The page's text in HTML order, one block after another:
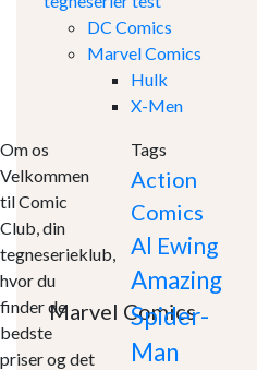
Marvel Comics
DC Comics
Marvel Comics
Hulk
X-Men
Om os
Velkommen
til Comic
Club, din
tegneserieklub,
hvor du
finder de
bedste
priser og det
Tags
Action
Comics
Al Ewing
Amazing
Spider-
Man